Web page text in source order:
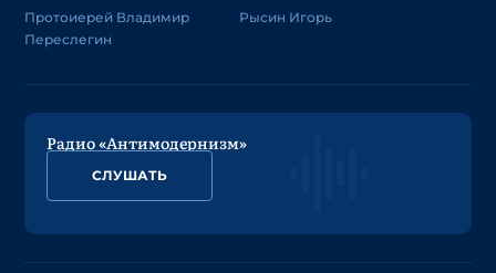
Протоиерей Владимир
Переслегин
Рысин Игорь
Радио «Антимодернизм»
СЛУШАТЬ